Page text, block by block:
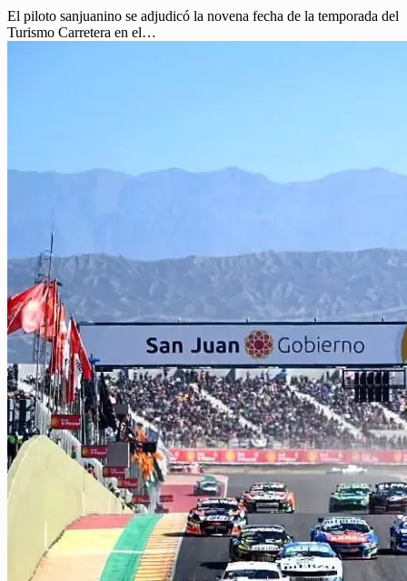
El piloto sanjuanino se adjudicó la novena fecha de la temporada del
Turismo Carretera en el…